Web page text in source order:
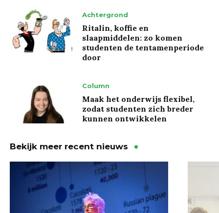
Achtergrond
Ritalin, koffie en
slaapmiddelen: zo komen
studenten de tentamenperiode
door
Column
Maak het onderwijs flexibel,
zodat studenten zich breder
kunnen ontwikkelen
Bekijk meer recent nieuws